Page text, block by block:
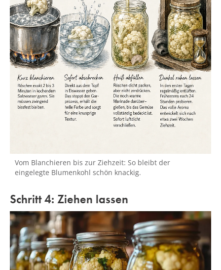
Vom Blanchieren bis zur Ziehzeit: So bleibt der
eingelegte Blumenkohl schön knackig.
Schritt 4: Ziehen lassen